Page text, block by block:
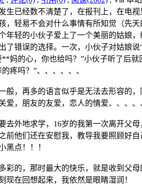
生已经数不清楚了，在报刊上，在电
，轻易不会对什么事情有所知觉（先
轻的小伙子爱上了一个美丽的姑娘，
了错误的选择。一次，小伙子对姑娘
妈的心，你也给吗？”小伙子听了后
疼吗？”、、、、、、
，再多的语言似乎是无法去形容的，
爱，朋友的友爱，恋人的情爱、、、、
外地求学，16岁的我第一次离开父母
前他们还在安慰我，教导我要照顾好
黑点！！！
的，那时最大的快乐，就是收到父母
现在回想起来，我依然是眼睛湿润！